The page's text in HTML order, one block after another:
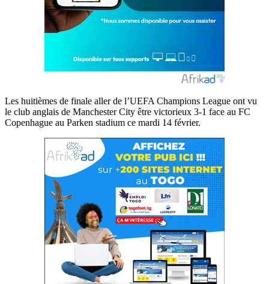
Les huitièmes de finale aller de l’UEFA Champions League ont vu
le club anglais de Manchester City être victorieux 3-1 face au FC
Copenhague au Parken stadium ce mardi 14 février.